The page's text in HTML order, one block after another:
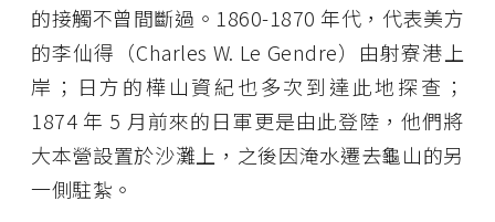
的接觸不曾間斷過。1860-1870 年代，代表美方
的李仙得（Charles W. Le Gendre）由射寮港上
岸；日方的樺山資紀也多次到達此地探查；
1874 年 5 月前來的日軍更是由此登陸，他們將
大本營設置於沙灘上，之後因淹水遷去龜山的另
一側駐紮。